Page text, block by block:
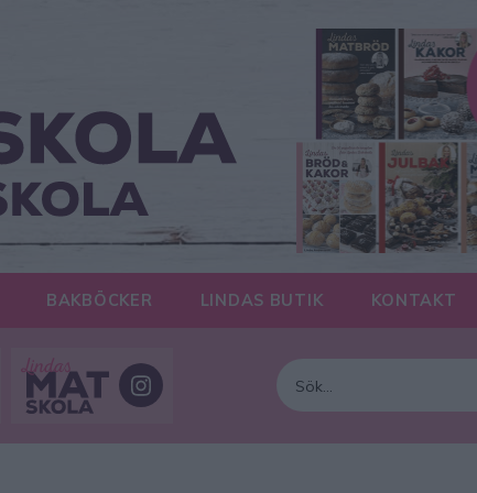
BAKBÖCKER LINDAS BUTIK KONTAKT